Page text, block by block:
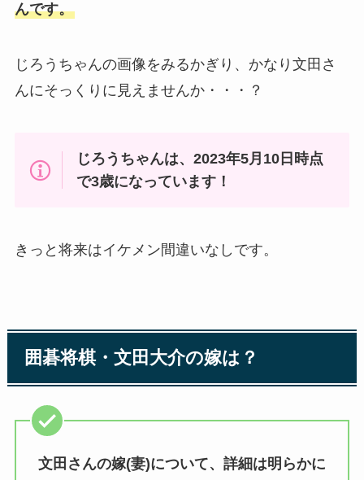
んです。
じろうちゃんの画像をみるかぎり、かなり文田さ
んにそっくりに見えませんか・・・？
じろうちゃんは、2023年5月10日時点
で3歳になっています！
きっと将来はイケメン間違いなしです。
囲碁将棋・文田大介の嫁は？
文田さんの嫁(妻)について、詳細は明らかに